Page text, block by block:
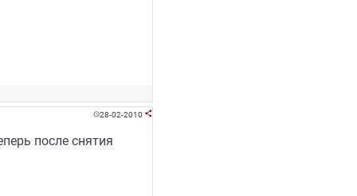
28-02-2010 
после снятия